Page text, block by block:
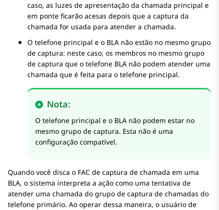
caso, as luzes de apresentação da chamada principal e
em ponte ficarão acesas depois que a captura da
chamada for usada para atender a chamada.
O telefone principal e o BLA não estão no mesmo grupo
de captura: neste caso, os membros no mesmo grupo
de captura que o telefone BLA não podem atender uma
chamada que é feita para o telefone principal.
Nota:
O telefone principal e o BLA não podem estar no
mesmo grupo de captura. Esta não é uma
configuração compatível.
Quando você disca o FAC de captura de chamada em uma
BLA, o sistema interpreta a ação como uma tentativa de
atender uma chamada do grupo de captura de chamadas do
telefone primário. Ao operar dessa maneira, o usuário de